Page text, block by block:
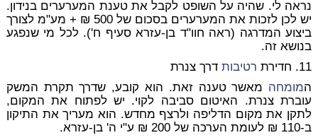
נראה לי. שהיה על השופט לקבל את טענת המערערים בנידון.
יש לכן לזכות את המערערים בסכום של 500 ₪ + מע"מ לצורך
ביצוע המדרגה (ראה חוו"ד בן-עזרא סעיף ח'). לכל מי שנפגע
בנושא זה.
11. חדירת
רטיבותדרך צנרת
המומחה מאשר טענה זאת. הוא קובע, שדרך תקרת המשק
עוברת צנרת. האיטום סביבה לקוי. יש לפתוח את המקום,
לתקן את מקום הדליפה ולרצף מחדש. הוא מעריך את התיקון
ב-110 ₪ לעומת הערכה של 200 ₪ ע"י ה' בן-עזרא.